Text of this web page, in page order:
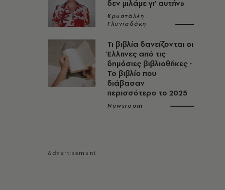
δεν μιλάμε γι’ αυτήν»
Κρυστάλλη
Γλυνιαδάκη
Τι βιβλία δανείζονται οι
Έλληνες από τις
δημόσιες βιβλιοθήκες -
Το βιβλίο που
διάβασαν
περισσότερο το 2025
Newsroom